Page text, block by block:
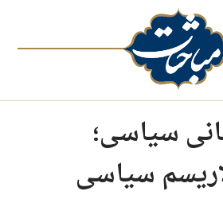
سیاسی؛
سیاسی